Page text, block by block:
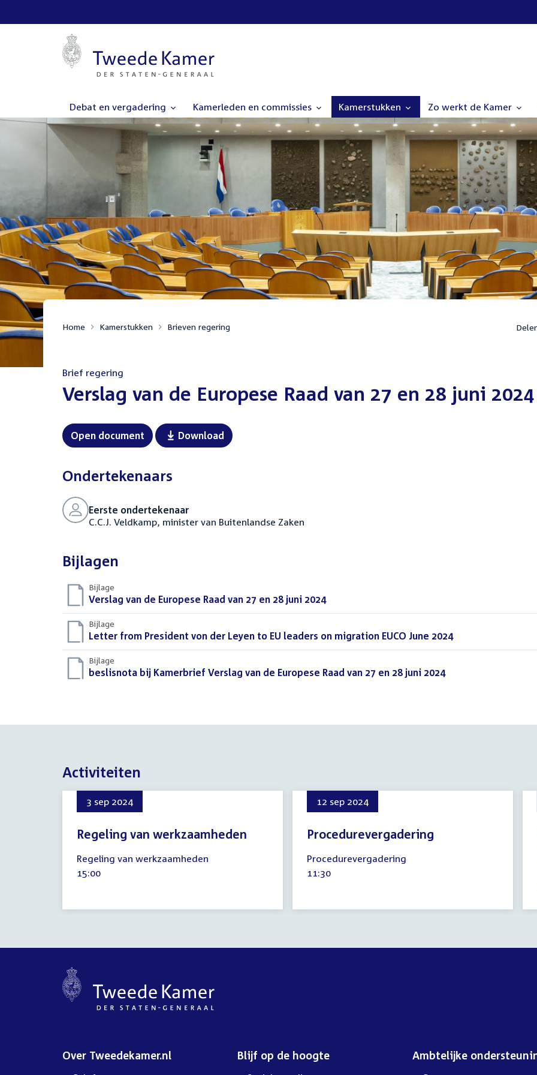
Debat en vergadering Kamerleden en commissies Kamerstukken Zo werkt de Kamer
Home Kamerstukken Brieven regering
Brief regering
:Verslag van de Europese Raad van 27 en 28 juni 2024
Open document Download
Ondertekenaars
Eerste ondertekenaar
C.C.J. Veldkamp, minister van Buitenlandse Zaken
Bijlagen
Bijlage
Download
bestand:
Verslag van de Europese Raad van 27 en 28 juni 2024(DOCX)
Bijlage
Download
bestand:
Letter from President von der Leyen to EU leaders on migration EUCO June 2024(PDF)
Bijlage
Download
beslisnota bij Kamerbrief Verslag van de Europese Raad van 27 en 28 juni 2024(PDF)
Activiteiten
3 sep 2024
Regeling van werkzaamheden
september
2024
Regeling van werkzaamheden
Tijd
15:00
12 sep 2024
Procedurevergadering
september
2024
Procedurevergadering
Tijd
11:30
Over Tweedekamer.nl Blijf op de hoogte Ambtelijke